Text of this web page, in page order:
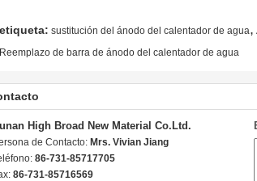
etiqueta: sustitución del ánodo del calentador de agua,
Reemplazo de barra de ánodo del calentador de agua
High Broad New Material Co.Ltd.
de Contacto: Mrs. Vivian Jiang
86-731-85717705
86-731-85716569